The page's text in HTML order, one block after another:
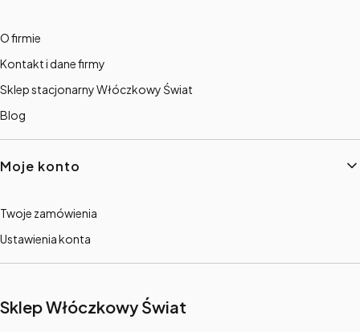
O firmie
Kontakt i dane firmy
Sklep stacjonarny Włóczkowy Świat
Blog
Moje konto
Twoje zamówienia
Ustawienia konta
Sklep Włóczkowy Świat